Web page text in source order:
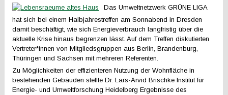
Das Umweltnetzwerk GRÜNE LIGA
hat sich bei einem Halbjahrestreffen am Sonnabend in Dresden
damit beschäftigt, wie sich Energieverbrauch langfristig über die
aktuelle Krise hinaus begrenzen lässt. Auf dem Treffen diskutierten
Vertreter*innen von Mitgliedsgruppen aus Berlin, Brandenburg,
Thüringen und Sachsen mit mehreren Referenten.
Zu Möglichkeiten der effizienteren Nutzung der Wohnfläche in
bestehenden Gebäuden stellte Dr. Lars-Arvid Brischke Institut für
Energie- und Umweltforschung Heidelberg Ergebnisse des